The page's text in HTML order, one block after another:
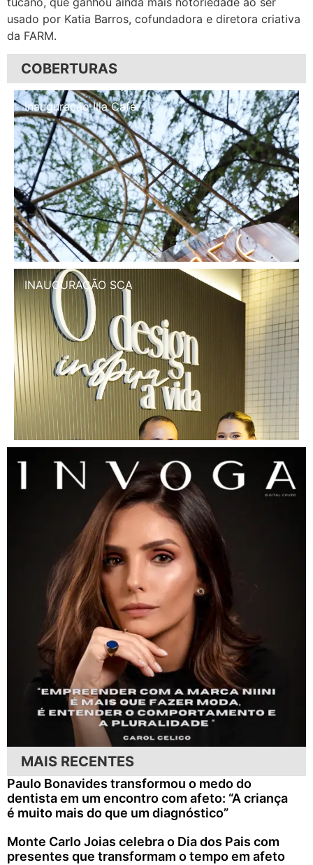
usado por Katia Barros, cofundadora e diretora criativa
da FARM.
COBERTURAS
Inauguração Illa Café
INAUGURAÇÃO SCA
MAIS RECENTES
Paulo Bonavides transformou o medo do
dentista em um encontro com afeto: “A criança
é muito mais do que um diagnóstico”
Monte Carlo Joias celebra o Dia dos Pais com
presentes que transformam o tempo em afeto